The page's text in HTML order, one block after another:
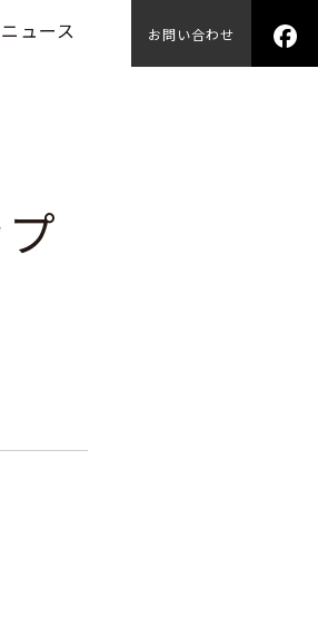
ニュース お問い合わせ